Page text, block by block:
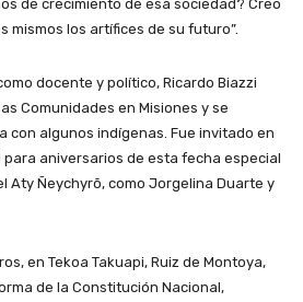
de crecimiento de esa sociedad? Creo
mismos los artífices de su futuro”.
docente y político, Ricardo Biazzi
Comunidades en Misiones y se
con algunos indígenas. Fue invitado en
aniversarios de esta fecha especial
Aty Ñeychyrõ, como Jorgelina Duarte y
en Tekoa Takuapi, Ruiz de Montoya,
de la Constitución Nacional,